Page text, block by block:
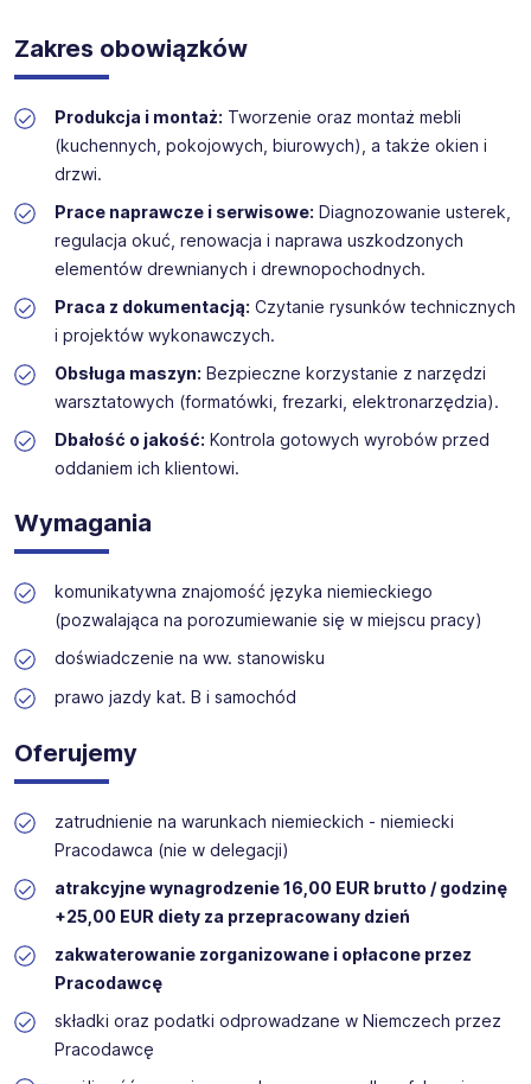
Oferujemy szeroki wybór stanowisk w branżach
technicznych, produkcyjnych i budowlanych. Nasz zespół
zapewnia wsparcie na każdym etapie rekrutacji.
oznacza, że ogłoszenie jest skierowane do wszystkich
osób, niezależnie od ich tożsamości płciowej, w tym
użytych oznaczeń jest przypadkowa, nie stanowi
kryterium różnicującego i nie ma wpływu na ocenę
kandydatów ani na przebieg i wynik procesu
poszanowaniem zasady równego traktowania i
niedyskryminacji.
Zakres obowiązków
Produkcja i montaż: Tworzenie oraz montaż mebli
(kuchennych, pokojowych, biurowych), a także okien i
drzwi.
Prace naprawcze i serwisowe: Diagnozowanie usterek,
regulacja okuć, renowacja i naprawa uszkodzonych
elementów drewnianych i drewnopochodnych.
Praca z dokumentacją: Czytanie rysunków technicznych
i projektów wykonawczych.
Obsługa maszyn: Bezpieczne korzystanie z narzędzi
warsztatowych (formatówki, frezarki, elektronarzędzia).
Dbałość o jakość: Kontrola gotowych wyrobów przed
oddaniem ich klientowi.
Wymagania
komunikatywna znajomość języka niemieckiego
(pozwalająca na porozumiewanie się w miejscu pracy)
doświadczenie na ww. stanowisku
prawo jazdy kat. B i samochód
Oferujemy
zatrudnienie na warunkach niemieckich - niemiecki
Pracodawca (nie w delegacji)
atrakcyjne wynagrodzenie 16,00 EUR brutto / godzinę
+25,00 EUR diety za przepracowany dzień
zakwaterowanie zorganizowane i opłacone przez
Pracodawcę
składki oraz podatki odprowadzane w Niemczech przez
Pracodawcę